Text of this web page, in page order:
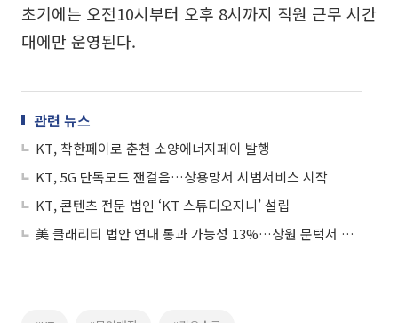
초기에는 오전10시부터 오후 8시까지 직원 근무 시간
대에만 운영된다.
관련 뉴스
KT, 착한페이로 춘천 소양에너지페이 발행
KT, 5G 단독모드 잰걸음…상용망서 시범서비스 시작
KT, 콘텐츠 전문 법인 ‘KT 스튜디오지니’ 설립
美 클래리티 법안 연내 통과 가능성 13%…상원 문턱서 제동